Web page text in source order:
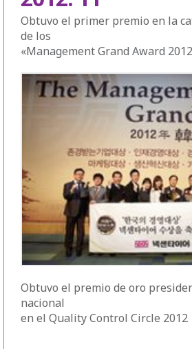
Obtuvo el primer premio en la
de los
«Management Grand Award
Obtuvo el premio de oro
nacional
en el Quality Control Circle 2012